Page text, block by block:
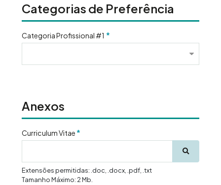
Categorias de Preferência
Categoria Profissional #1 *
Anexos
Curriculum Vitae *
Extensões permitidas: .doc, .docx, .pdf, .txt
Tamanho Máximo: 2 Mb.